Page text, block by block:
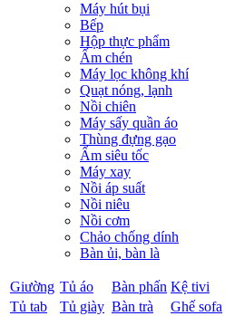
Máy hút bụi
Bếp
Hộp thực phẩm
Ấm chén
Máy lọc không khí
Quạt nóng, lạnh
Nồi chiên
Máy sấy quần áo
Thùng đựng gạo
Ấm siêu tốc
Máy xay
Nồi áp suất
Nồi niêu
Nồi cơm
Chảo chống dính
Bàn ủi, bàn là
Giường Tủ áo Bàn phấn Kệ tivi
Tủ tab Tủ giày Bàn trà
Ghế sofa